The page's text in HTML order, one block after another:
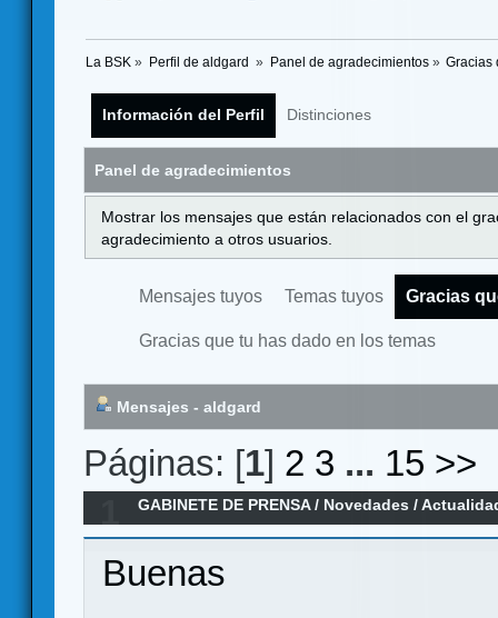
La BSK » Perfil de aldgard » Panel de agradecimientos» Gracias
Información del Perfil Distinciones
Panel de agradecimientos
Mostrar los mensajes que están relacionados con el
agradecimiento a otros usuarios.
Mensajes tuyos Temas tuyos Gracias
Gracias que tu has dado en los temas
Mensajes - aldgard
Páginas: [1] 2 3 ... 15 >>
GABINETE DE PRENSA/ Novedades /
jugar en Verkami
Buenas